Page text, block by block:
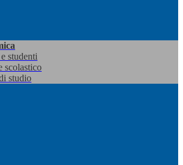
studenti
scolastico
studio